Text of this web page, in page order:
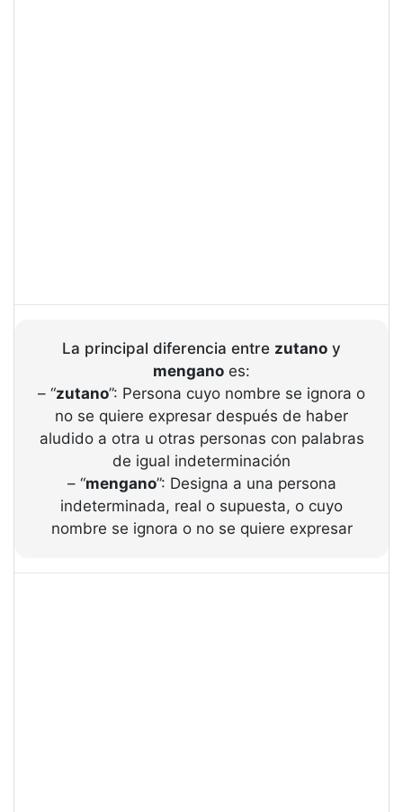
La principal diferencia entre zutano y
mengano es:
– “zutano”: Persona cuyo nombre se ignora o
no se quiere expresar después de haber
aludido a otra u otras personas con palabras
de igual indeterminación
– “mengano”: Designa a una persona
indeterminada, real o supuesta, o cuyo
nombre se ignora o no se quiere expresar